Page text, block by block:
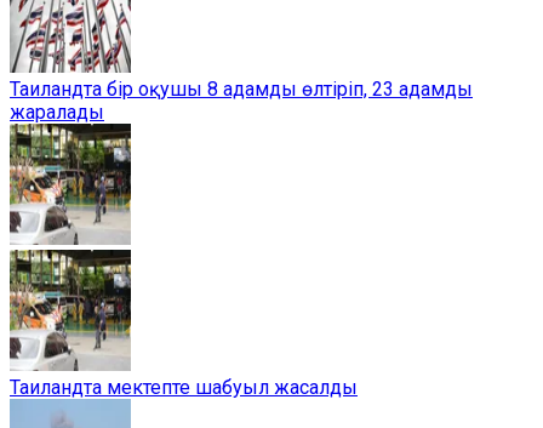
Таиландта бір оқушы 8 адамды өлтіріп, 23 адамды
жаралады
Таиландта мектепте шабуыл жасалды